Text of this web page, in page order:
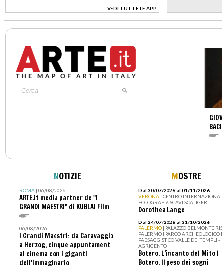
VEDI TUTTE LE APP
>
NOTIZIE
ROMA| 06/08/2026
ARTE.it media partner de "I
GRANDI MAESTRI" di KUBLAI Film
06/08/2026
I Grandi Maestri: da Caravaggio
a Herzog, cinque appuntamenti
al cinema con i giganti
dell'immaginario
MOSTRE
Dal 30/07/2026 al 01/11/2026
VERONA | CENTRO
FOTOGRAFIA SCAVI SCALIGERI
Dorothea Lange
Dal 24/07/2026 al 31/10/2026
PALERMO | PALAZZO BELMONTE
PALERMO I PARCO ARCHEOLOGICO
PAESAGGISTICO VALLE DEI TEMPLI -
AGRIGENTO
Botero. L’incanto del Mito I
Botero. Il peso dei sogni